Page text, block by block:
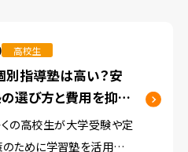
高校生
別指導塾は高い？安
選び方と費用を抑え
プロが解説
の高校生が大学受験や定
ために学習塾を活用して